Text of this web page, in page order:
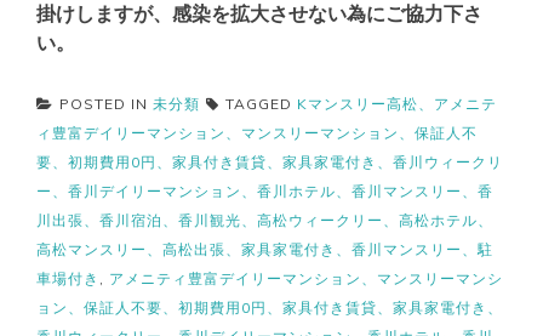
掛けしますが、感染を拡大させない為にご協力下さ
い。
POSTED IN 未分類 TAGGED Kマンスリー高松、アメニテ
ィ豊富デイリーマンション、マンスリーマンション、保証人不
要、初期費用0円、家具付き賃貸、家具家電付き、香川ウィークリ
ー、香川デイリーマンション、香川ホテル、香川マンスリー、香
川出張、香川宿泊、香川観光、高松ウィークリー、高松ホテル、
高松マンスリー、高松出張、家具家電付き、香川マンスリー、駐
車場付き , アメニティ豊富デイリーマンション、マンスリーマンシ
ョン、保証人不要、初期費用0円、家具付き賃貸、家具家電付き、